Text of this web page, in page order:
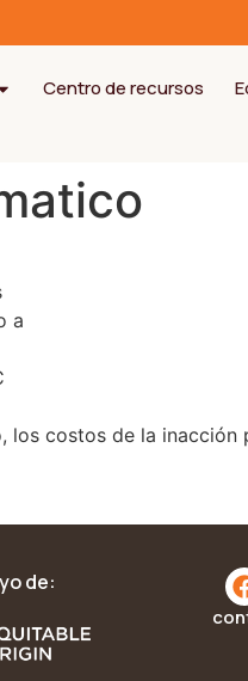
Centro de recursos
a
los costos de la inacción
de: